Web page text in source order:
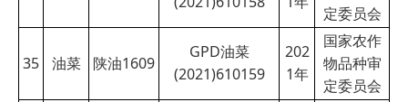
定委员会
35 油菜 陕油1609
GPD油菜
(2021)610159
202
1年
国家农作
物品种审
定委员会